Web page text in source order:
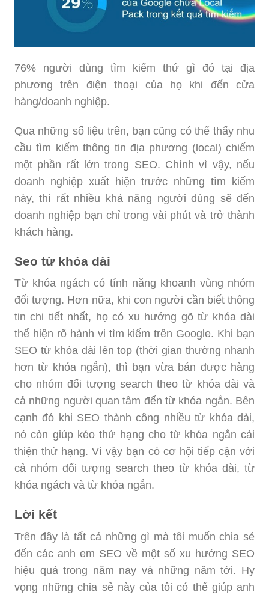
76% người dùng tìm kiếm thứ gì đó tại địa
phương trên điện thoại của họ khi đến cửa
hàng/doanh nghiệp.
Qua những số liệu trên, bạn cũng có thể thấy nhu
cầu tìm kiếm thông tin địa phương (local) chiếm
một phần rất lớn trong SEO. Chính vì vậy, nếu
doanh nghiệp xuất hiện trước những tìm kiếm
này, thì rất nhiều khả năng người dùng sẽ đến
doanh nghiệp bạn chỉ trong vài phút và trở thành
khách hàng.
Seo từ khóa dài
Từ khóa ngách có tính năng khoanh vùng nhóm
đối tượng. Hơn nữa, khi con người cần biết thông
tin chi tiết nhất, họ có xu hướng gõ từ khóa dài
thể hiện rõ hành vi tìm kiếm trên Google. Khi bạn
SEO từ khóa dài lên top (thời gian thường nhanh
hơn từ khóa ngắn), thì bạn vừa bán được hàng
cho nhóm đối tượng search theo từ khóa dài và
cả những người quan tâm đến từ khóa ngắn. Bên
cạnh đó khi SEO thành công nhiều từ khóa dài,
nó còn giúp kéo thứ hạng cho từ khóa ngắn cải
thiện thứ hạng. Vì vậy bạn có cơ hội tiếp cận với
cả nhóm đối tượng search theo từ khóa dài, từ
khóa ngách và từ khóa ngắn.
Lời kết
Trên đây là tất cả những gì mà tôi muốn chia sẻ
đến các anh em SEO về một số xu hướng SEO
hiệu quả trong năm nay và những năm tới. Hy
vọng những chia sẻ này của tôi có thể giúp anh